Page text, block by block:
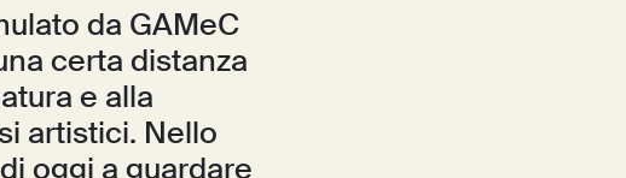
da GAMeC
certa distanza
e alla
artistici. Nello
oggi a guardare